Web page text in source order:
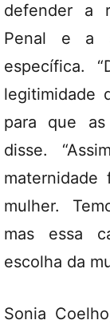
defender a
Penal e a
específica.
legitimidade
para que as
disse.
maternidade
mulher.
mas essa
escolha da
Sonia